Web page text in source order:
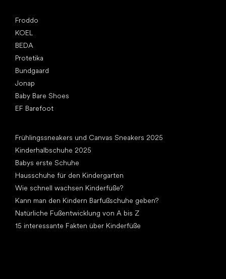
Froddo
KOEL
BEDA
Protetika
Bundgaard
Jonap
Baby Bare Shoes
EF Barefoot
Frühlingssneakers und Canvas Sneakers 2025
Kinderhalbschuhe 2025
Babys erste Schuhe
Hausschuhe für den Kindergarten
Wie schnell wachsen Kinderfüße?
Kann man den Kindern Barfußschuhe geben?
Natürliche Fußentwicklung von A bis Z
15 interessante Fakten über Kinderfüße